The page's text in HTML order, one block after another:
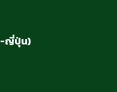
-ญี่ปุ่น)